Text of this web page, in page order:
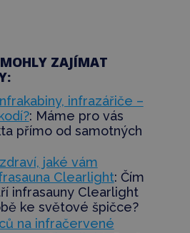
ZAJÍMAT
infrazářiče –
: Máme pro vás
přímo od samotných
jaké vám
Clearlight: Čím
infrasauny Clearlight
ke světové špičce?
na infračervené